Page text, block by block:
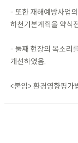
- 또한 재해예방사업
하천기본계획을 약식
- 둘째 현장의 목소리
개선하였음.
<붙임> 환경영향평가